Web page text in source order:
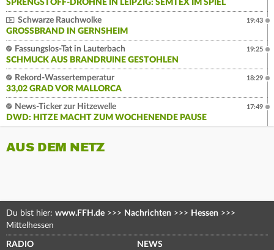
SPRENGSTOFF-DROHNE IN LEIPZIG: SEMTEX IM SPIEL
Schwarze Rauchwolke
GROSSBRAND IN GERNSHEIM
19:43
Fassungslos-Tat in Lauterbach
SCHMUCK AUS BRANDRUINE GESTOHLEN
19:25
Rekord-Wassertemperatur
33,02 GRAD VOR MALLORCA
18:29
News-Ticker zur Hitzewelle
DWD: HITZE MACHT ZUM WOCHENENDE PAUSE
17:49
AUS DEM NETZ
Du bist hier: www.FFH.de >>> Nachrichten >>> Hessen >>>
Mittelhessen
RADIO NEWS